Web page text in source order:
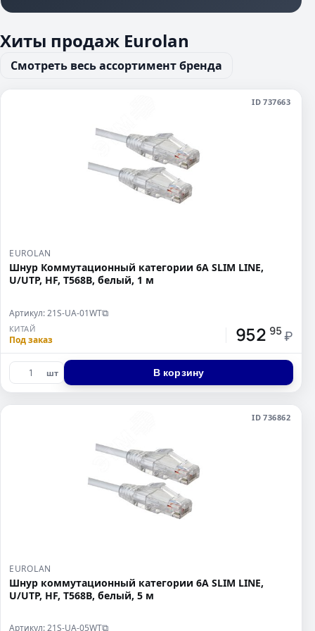
Хиты продаж Eurolan
Смотреть весь ассортимент бренда
ID 737663
EUROLAN
Шнур Коммутационный категории 6A SLIM LINE,
U/UTP, HF, T568B, белый, 1 м
Артикул: 21S-UA-01WT⧉
КИТАЙ
Под заказ 952 95 ₽
шт В корзину
ID 736862
EUROLAN
Шнур коммутационный категории 6A SLIM LINE,
U/UTP, HF, T568B, белый, 5 м
Артикул: 21S-UA-05WT⧉